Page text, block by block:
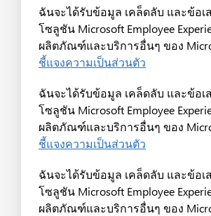
ฉันจะได้รับข้อมูล เคล็ดลับ และข้อเ
โซลูชัน Microsoft Employee
ผลิตภัณฑ์และบริการอื่นๆ ของ
ชี้แจงความเป็นส่วนตัว
ฉันจะได้รับข้อมูล เคล็ดลับ และข้อเ
โซลูชัน Microsoft Employee
ผลิตภัณฑ์และบริการอื่นๆ ของ
ชี้แจงความเป็นส่วนตัว
ฉันจะได้รับข้อมูล เคล็ดลับ และข้อเ
โซลูชัน Microsoft Employee
ผลิตภัณฑ์และบริการอื่นๆ ของ